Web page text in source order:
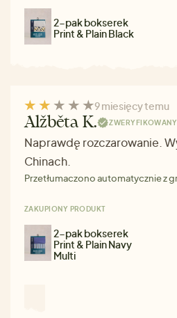
2-pak bokserek
Print & Plain Black
9 miesięcy temu
Alžběta K.
Naprawdę rozczarowanie.
Chinach.
Przetłumaczono automatycznie z
ZAKUPIONY PRODUKT
2-pak bokserek
Print & Plain Navy
Multi